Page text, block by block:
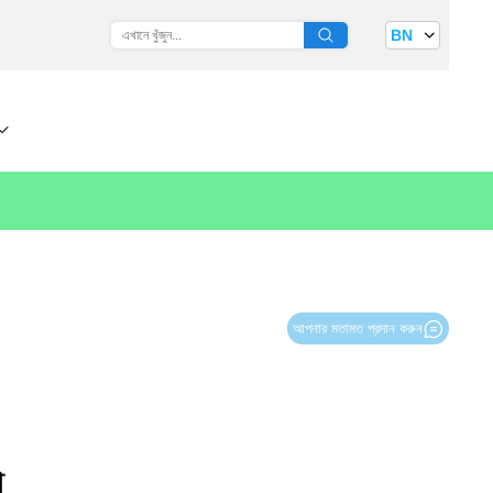
BN
আপনার মতামত প্রদান করুন